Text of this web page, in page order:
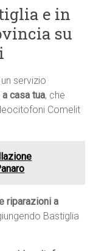
e in
su
servizio
casa tua, che
Comelit
riparazioni a
Bastiglia